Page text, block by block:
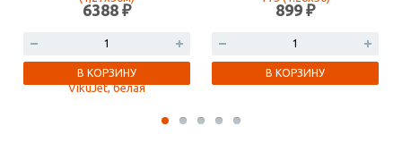
6388 ₽
В КОРЗИНУ
899 ₽
В КОРЗИНУ